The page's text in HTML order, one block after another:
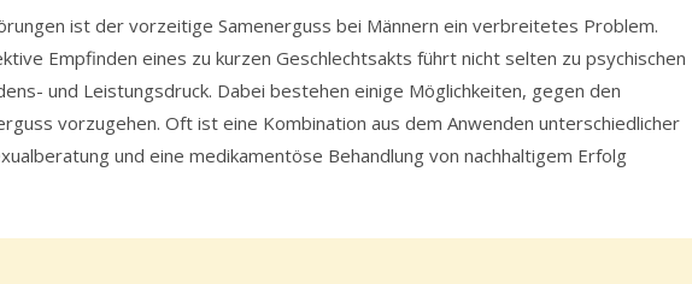
ist der vorzeitige Samenerguss bei Männern ein verbreitetes Problem.
Empfinden eines zu kurzen Geschlechtsakts führt nicht selten zu psychischen
und Leistungsdruck. Dabei bestehen einige Möglichkeiten, gegen den
vorzugehen. Oft ist eine Kombination aus dem Anwenden unterschiedlicher
und eine medikamentöse Behandlung von nachhaltigem Erfolg